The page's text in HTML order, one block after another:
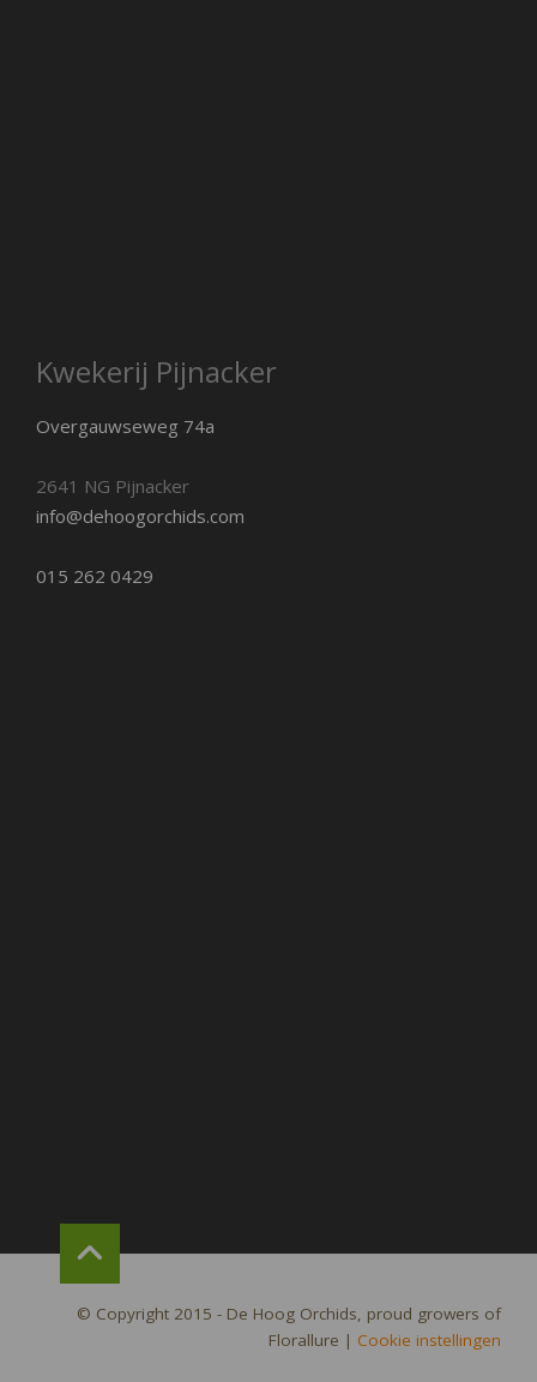
Kwekerij Pijnacker
Overgauwseweg 74a
2641 NG Pijnacker
info@dehoogorchids.com
015 262 0429
© Copyright 2015 - De Hoog Orchids, proud growers of
Florallure | Cookie instellingen